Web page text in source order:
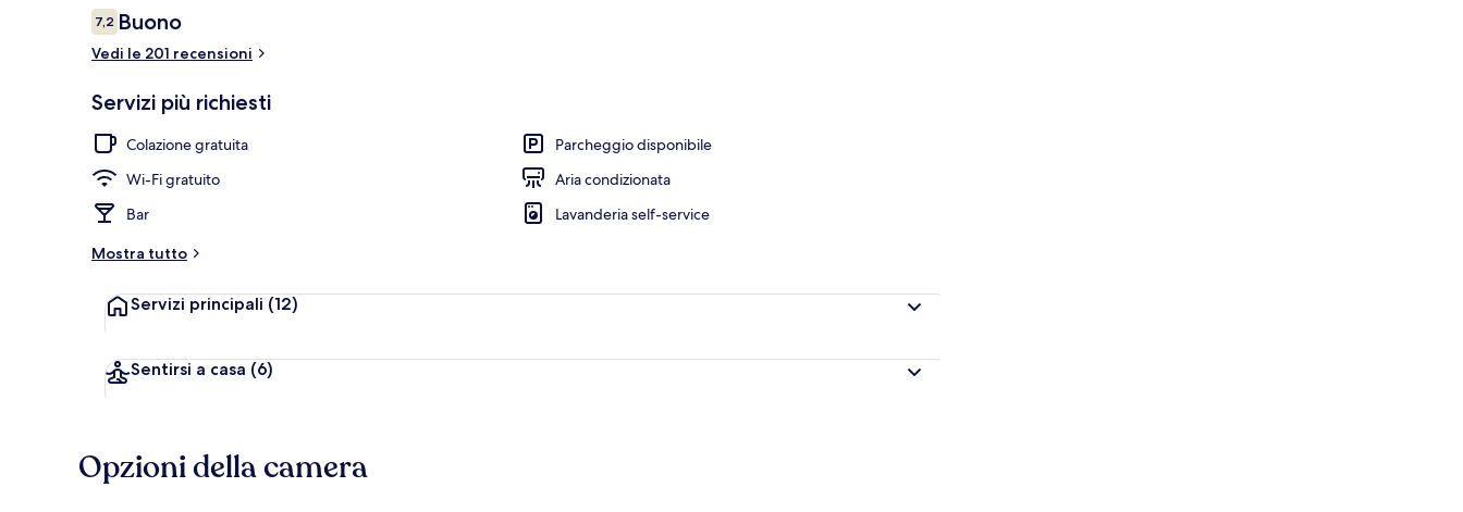
Recensioni
7,27,2 su 10
Buono
Vedi le 201 recensioni
Servizi più richiesti
Colazione gratuita
Parcheggio disponibile
Wi-Fi gratuito
Aria condizionata
Bar
Lavanderia self-service
Mostra tutto
Servizi principali (12)
Sentirsi a casa (6)
Opzioni della camera